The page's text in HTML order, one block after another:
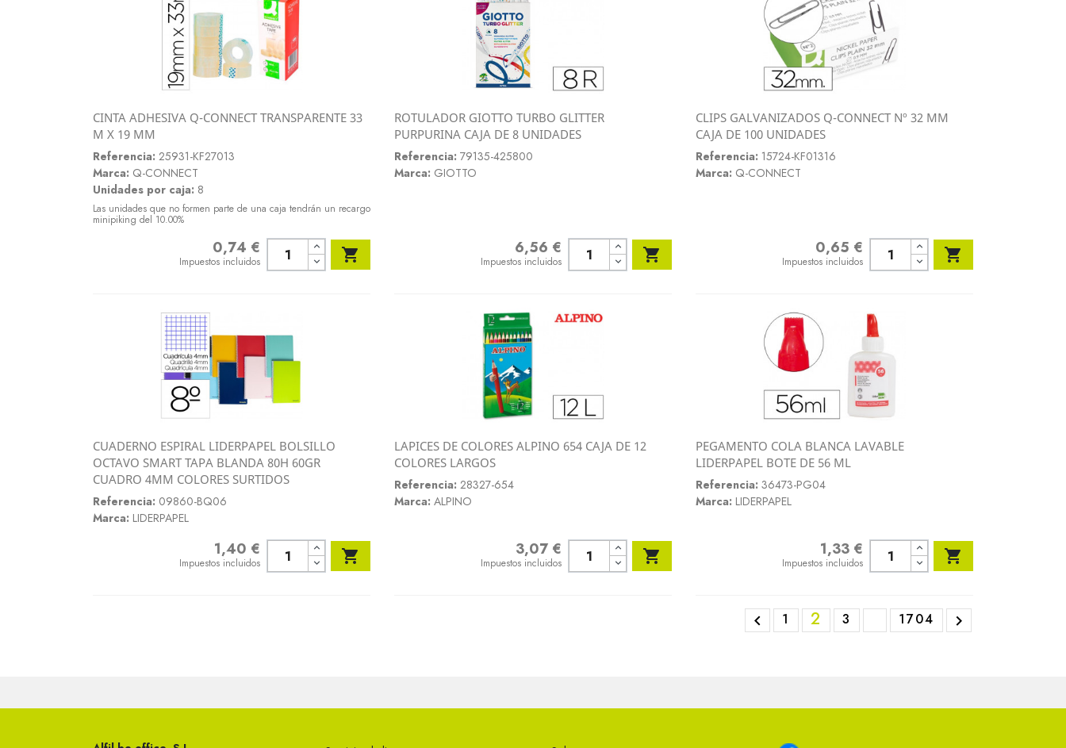
CINTA ADHESIVA Q-CONNECT TRANSPARENTE 33
M X 19 MM
Referencia: 25931-KF27013
Marca: Q-CONNECT
Unidades por caja: 8
Las unidades que no formen parte de una caja tendrán un recargo
minipiking del 10.00%
0,74 €
Impuestos incluidos 
 Vista rápida
ROTULADOR GIOTTO TURBO GLITTER
PURPURINA CAJA DE 8 UNIDADES
Referencia: 79135-425800
Marca: GIOTTO
6,56 €
Impuestos incluidos 
Vista rápida
CLIPS GALVANIZADOS Q-CONNECT Nº 32 MM
CAJA DE 100 UNIDADES
Referencia: 15724-KF01316
Marca: Q-CONNECT
0,65 €
Impuestos incluidos 
Vista rápida
CUADERNO ESPIRAL LIDERPAPEL BOLSILLO
OCTAVO SMART TAPA BLANDA 80H 60GR
CUADRO 4MM COLORES SURTIDOS
Referencia: 09860-BQ06
Marca: LIDERPAPEL
1,40 €
Impuestos incluidos 
LAPICES DE COLORES ALPINO 654 CAJA DE 12
COLORES LARGOS
Referencia: 28327-654
Marca: ALPINO
3,07 €
Impuestos incluidos 
Vista rápida
PEGAMENTO COLA BLANCA LAVABLE
LIDERPAPEL BOTE DE 56 ML
Referencia: 36473-PG04
Marca: LIDERPAPEL
1,33 €
Impuestos incluidos 
 1 2 3 1704 